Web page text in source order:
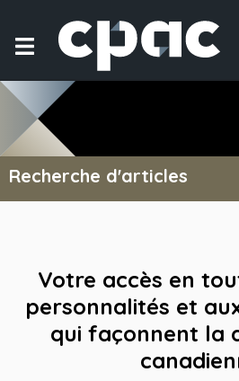
Recherche d'articles
Votre accès en
personnalités et
qui façonnent la